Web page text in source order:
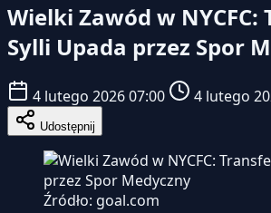
Wielki Zawód w NYCFC:
Sylli Upada przez Spor
4 lutego 2026 07:00 4 lutego
Udostępnij
Źródło: goal.com